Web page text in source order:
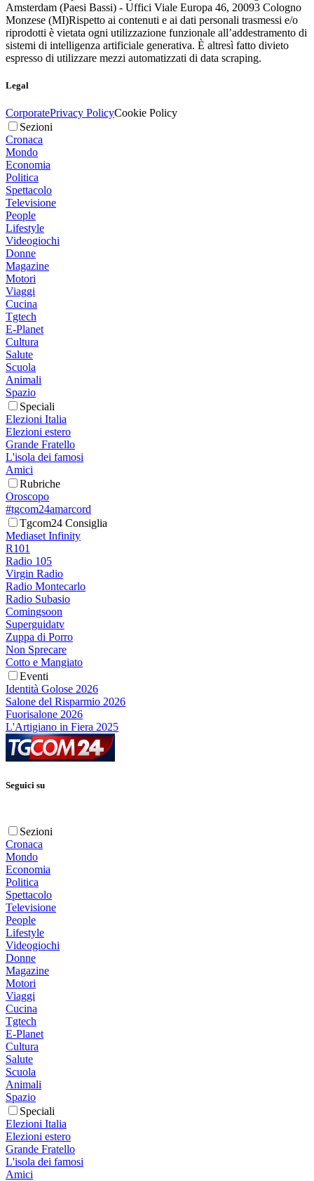
Amsterdam (Paesi Bassi) - Uffici Viale Europa 46, 20093 Cologno
Monzese (MI)Rispetto ai contenuti e ai dati personali trasmessi e/o
riprodotti è vietata ogni utilizzazione funzionale all’addestramento di
sistemi di intelligenza artificiale generativa. È altresì fatto divieto
espresso di utilizzare mezzi automatizzati di data scraping.
Legal
CorporatePrivacy PolicyCookie Policy
Sezioni
Cronaca
Mondo
Economia
Politica
Spettacolo
Televisione
People
Lifestyle
Videogiochi
Donne
Magazine
Motori
Viaggi
Cucina
Tgtech
E-Planet
Cultura
Salute
Scuola
Animali
Spazio
Speciali
Elezioni Italia
Elezioni estero
Grande Fratello
L'isola dei famosi
Amici
Rubriche
Oroscopo
#tgcom24amarcord
Tgcom24 Consiglia
Mediaset Infinity
R101
Radio 105
Virgin Radio
Radio Montecarlo
Radio Subasio
Comingsoon
Superguidatv
Zuppa di Porro
Non Sprecare
Cotto e Mangiato
Eventi
Identità Golose 2026
Salone del Risparmio 2026
Fuorisalone 2026
L'Artigiano in Fiera 2025
Seguici su
Sezioni
Cronaca
Mondo
Economia
Politica
Spettacolo
Televisione
People
Lifestyle
Videogiochi
Donne
Magazine
Motori
Viaggi
Cucina
Tgtech
E-Planet
Cultura
Salute
Scuola
Animali
Spazio
Speciali
Elezioni Italia
Elezioni estero
Grande Fratello
L'isola dei famosi
Amici